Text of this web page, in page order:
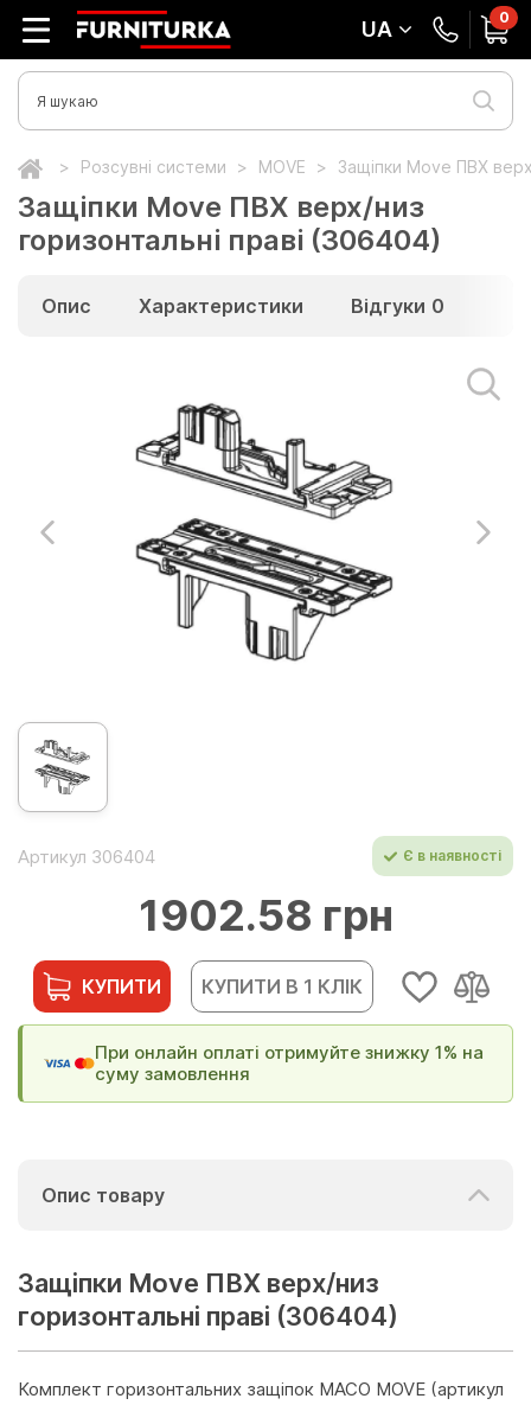
UA 0
Розсувні системи MOVE Защіпки Move ПВХ
Защіпки Move ПВХ верх/низ
горизонтальні праві (306404)
Опис Характеристики Відгуки 0
Артикул 306404 Є в наявності
1902.58 грн
КУПИТИ КУПИТИ В 1 КЛІК
При онлайн оплаті отримуйте знижку 1% на
суму замовлення
Опис товару
Защіпки Move ПВХ верх/низ
горизонтальні праві (306404)
Комплект горизонтальних защіпок MACO MOVE (артикул